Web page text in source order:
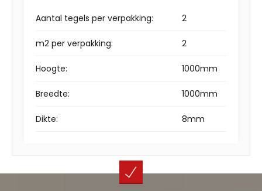
Aantal tegels per verpakking: 2
m2 per verpakking: 2
Hoogte: 1000mm
Breedte: 1000mm
Dikte: 8mm